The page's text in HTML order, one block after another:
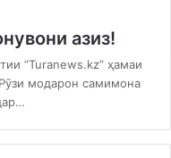
азиз!
“Turanews.kz” ҳамаи
модарон самимона